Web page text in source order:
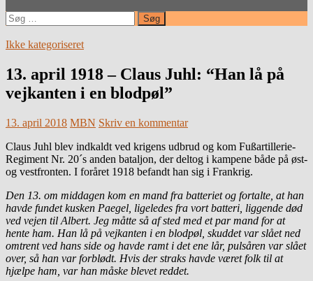
Søg
efter:
Ikke kategoriseret
13. april 1918 – Claus Juhl: “Han lå på
vejkanten i en blodpøl”
13. april 2018 MBN Skriv en kommentar
Claus Juhl blev indkaldt ved krigens udbrud og kom Fußartillerie-
Regiment Nr. 20´s anden bataljon, der deltog i kampene både på øst-
og vestfronten. I foråret 1918 befandt han sig i Frankrig.
Den 13. om middagen kom en mand fra batteriet og fortalte, at han
havde fundet kusken Paegel, ligeledes fra vort batteri, liggende død
ved vejen til Albert. Jeg måtte så af sted med et par mand for at
hente ham. Han lå på vejkanten i en blodpøl, skuddet var slået ned
omtrent ved hans side og havde ramt i det ene lår, pulsåren var slået
over, så han var forblødt. Hvis der straks havde været folk til at
hjælpe ham, var han måske blevet reddet.